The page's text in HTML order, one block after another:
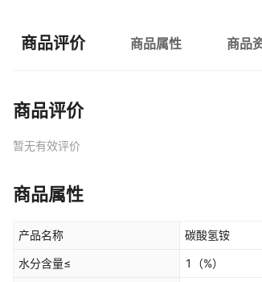
商品评价 商品属性 商品
商品评价
暂无有效评价
商品属性
产品名称 碳酸氢铵
水分含量≤ 1 （%）